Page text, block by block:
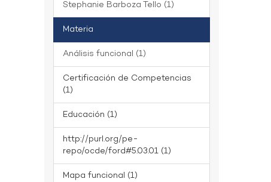
Stephanie Barboza Tello (1)
Materia
Análisis funcional (1)
Certificación de Competencias
(1)
Educación (1)
http://purl.org/pe-
repo/ocde/ford#5.03.01 (1)
Mapa funcional (1)